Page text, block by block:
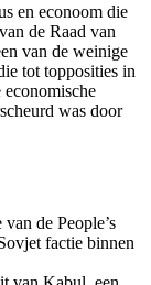
en econoom die
de Raad van
van de weinige
tot topposities in
was door
de People’s
factie binnen